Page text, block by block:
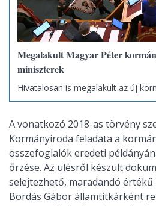
Megalakult Magyar Péter
miniszterek
Hivatalosan is megalakult az új
A vonatkozó 2018-as törvény
Kormányiroda feladata a
összefoglalók eredeti
őrzése. Az ülésről készült
selejtezhető, maradandó
Bordás Gábor államtitkárként